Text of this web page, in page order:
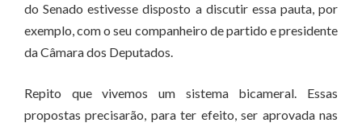
do Senado estivesse disposto a discutir essa pauta, por
exemplo, com o seu companheiro de partido e presidente
da Câmara dos Deputados.
Repito que vivemos um sistema bicameral. Essas
propostas precisarão, para ter efeito, ser aprovada nas